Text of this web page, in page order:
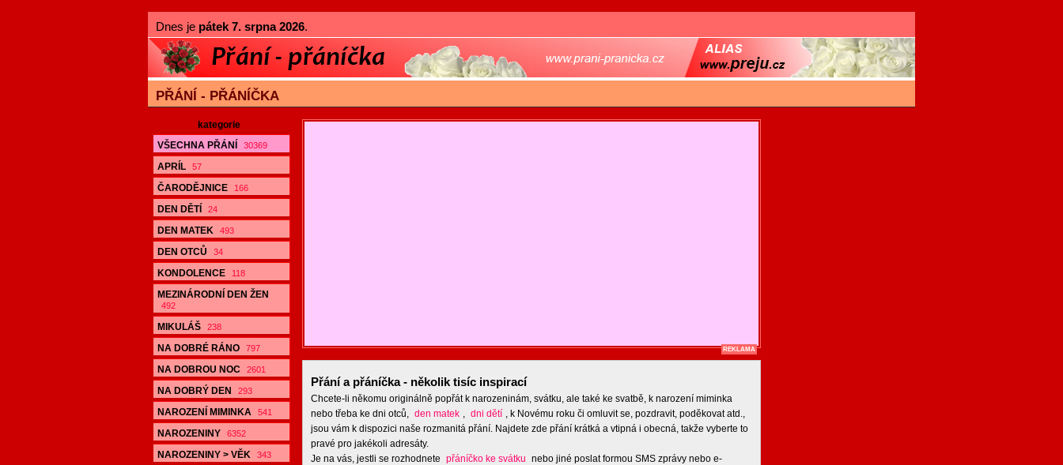
Dnes je pátek 7. srpna 2026.
PŘÁNÍ - PŘÁNÍČKA
kategorie
VŠECHNA PŘÁNÍ
30369
APRÍL 57
ČARODĚJNICE 166
DEN DĚTÍ 24
DEN MATEK 493
DEN OTCŮ 34
KONDOLENCE 118
MEZINÁRODNÍ DEN ŽEN
492
MIKULÁŠ 238
NA DOBRÉ RÁNO 797
NA DOBROU NOC 2601
NA DOBRÝ DEN 293
NAROZENÍ MIMINKA 541
NAROZENINY 6352
NAROZENINY > VĚK 343
REKLAMA
Přání a přáníčka - několik tisíc inspirací
Chcete-li někomu originálně popřát k narozeninám, svátku, ale také ke svatbě, k narození miminka
nebo třeba ke dni otců, den matek , dni dětí , k Novému roku či omluvit se, pozdravit, poděkovat atd.,
jsou vám k dispozici naše rozmanitá přání. Najdete zde přání krátká a vtipná i obecná, takže vyberte to
pravé pro jakékoli adresáty.
Je na vás, jestli se rozhodnete přáníčko ke svátku nebo jiné poslat formou SMS zprávy nebo e-